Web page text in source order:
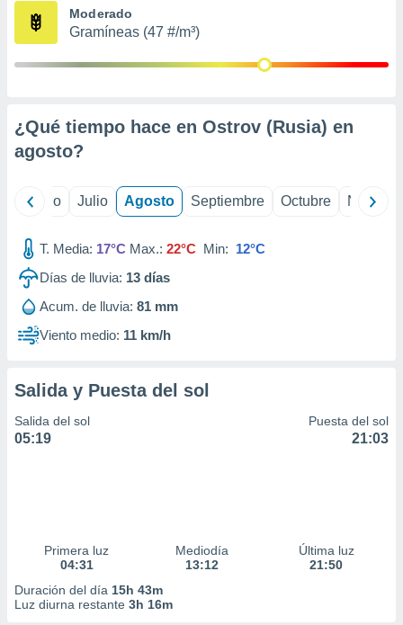
publicidad
1199
Moderado
Gramíneas (47 #/m³)
¿Qué tiempo hace en Ostrov (Rusia) en
agosto?
Junio Julio Agosto Septiembre Octubre
T. Media: 17°C Max.: 22°C Min: 12°C
Días de lluvia: 13 días
Acum. de lluvia: 81 mm
Viento medio: 11 km/h
Salida y Puesta del sol
Salida del sol
05:19
Puesta del sol
21:03
Primera luz
04:31
Mediodía
13:12
Última luz
21:50
Duración del día 15h 43m
Luz diurna restante 3h 16m